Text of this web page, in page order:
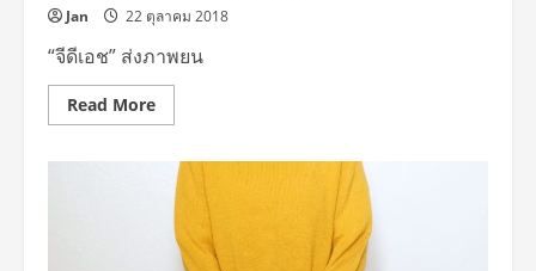
Jan 22 ตุลาคม 2018
“จีดีเอช” ส่งภาพยน
Read MoreRead
more
เอช”
ภาพยนตร์
เรื่อง
ล่าสุด